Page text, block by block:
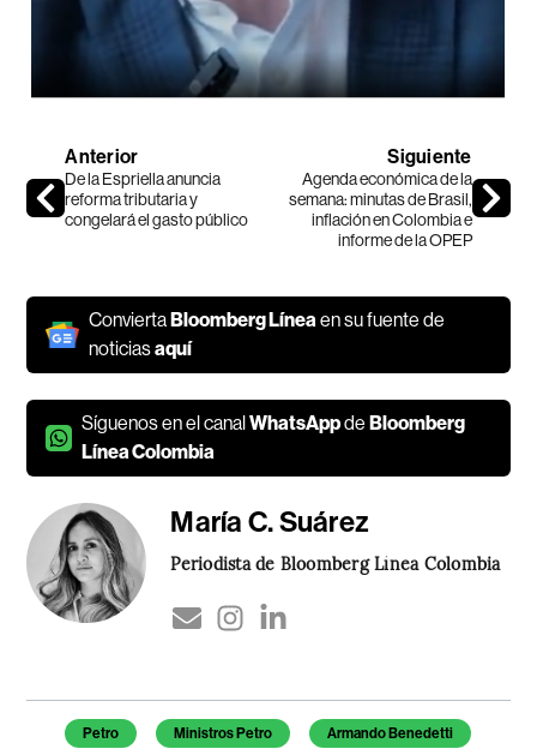
Anterior
De la Espriella anuncia
reforma tributaria y
congelará el gasto público
Siguiente
Agenda económica de la
semana: minutas de Brasil,
inflación en Colombia e
informe de la OPEP
ConviertaBloomberg Líneaen su fuente de
noticiasaquí
Síguenos en el canalWhatsAppdeBloomberg
Línea Colombia
María C. Suárez
Periodista de Bloomberg Línea Colombia
Temas de este artículo
Petro Ministros Petro Armando Benedetti